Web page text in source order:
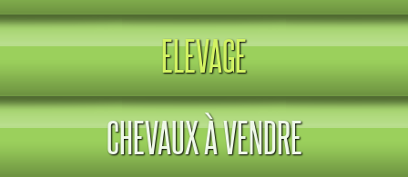
ELEVAGE
CHEVAUX À VENDRE